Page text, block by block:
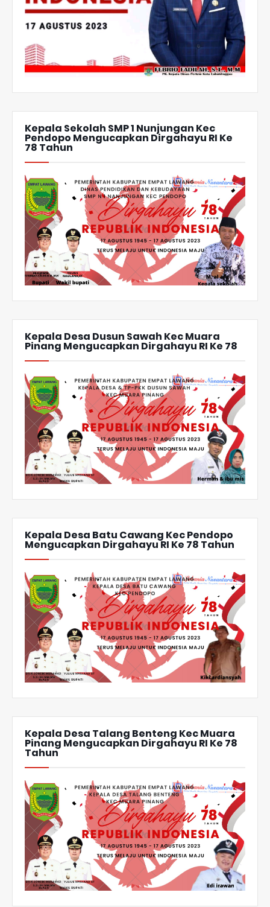
Kepala Sekolah SMP 1 Nunjungan Kec
Pendopo Mengucapkan Dirgahayu RI Ke
78 Tahun
Kepala Desa Dusun Sawah Kec Muara
Pinang Mengucapkan Dirgahayu RI Ke 78
Kepala Desa Batu Cawang Kec Pendopo
Mengucapkan Dirgahayu RI Ke 78 Tahun
Kepala Desa Talang Benteng Kec Muara
Pinang Mengucapkan Dirgahayu RI Ke 78
Tahun